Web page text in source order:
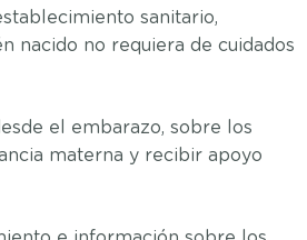
sanitario,
nacido no requiera de cuidados
el embarazo, sobre los
materna y recibir apoyo